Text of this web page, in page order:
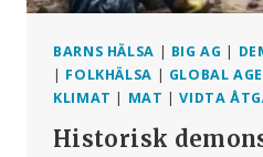
BARNS HÄLSA | BIG AG |
| FOLKHÄLSA | GLOBAL
KLIMAT | MAT |VIDTA
Historisk